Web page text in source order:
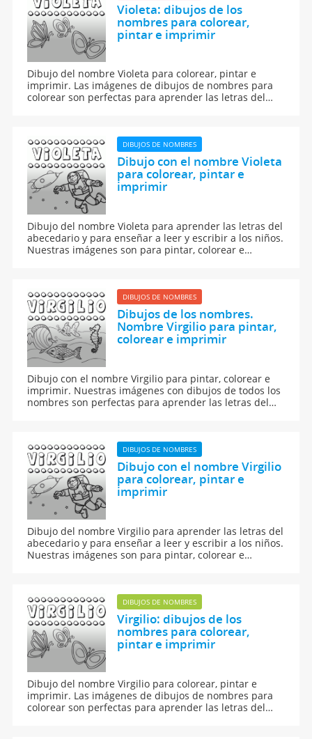
Violeta: dibujos de los
nombres para colorear,
pintar e imprimir
Dibujo del nombre Violeta para colorear, pintar e
imprimir. Las imágenes de dibujos de nombres para
colorear son perfectas para aprender las letras del
DIBUJOS DE NOMBRES
Dibujo con el nombre Violeta
para colorear, pintar e
imprimir
Dibujo del nombre Violeta para aprender las letras del
abecedario y para enseñar a leer y escribir a los niños.
Nuestras imágenes son para pintar, colorear e
DIBUJOS DE NOMBRES
Dibujos de los nombres.
Nombre Virgilio para pintar,
colorear e imprimir
Dibujo con el nombre Virgilio para pintar, colorear e
imprimir. Nuestras imágenes con dibujos de todos los
nombres son perfectas para aprender las letras del
DIBUJOS DE NOMBRES
Dibujo con el nombre Virgilio
para colorear, pintar e
imprimir
Dibujo del nombre Virgilio para aprender las letras del
abecedario y para enseñar a leer y escribir a los niños.
Nuestras imágenes son para pintar, colorear e
DIBUJOS DE NOMBRES
Virgilio: dibujos de los
nombres para colorear,
pintar e imprimir
Dibujo del nombre Virgilio para colorear, pintar e
imprimir. Las imágenes de dibujos de nombres para
colorear son perfectas para aprender las letras del